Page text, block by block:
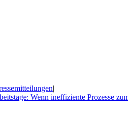
|
Wenn ineffiziente Prozesse